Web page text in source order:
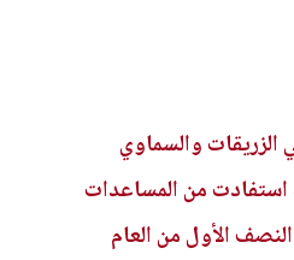
والسماوي
أسرة استفادت من المساعدات
الأول من العام